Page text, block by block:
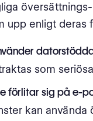
upp enligt deras
som
förlitar sig på e-
kan